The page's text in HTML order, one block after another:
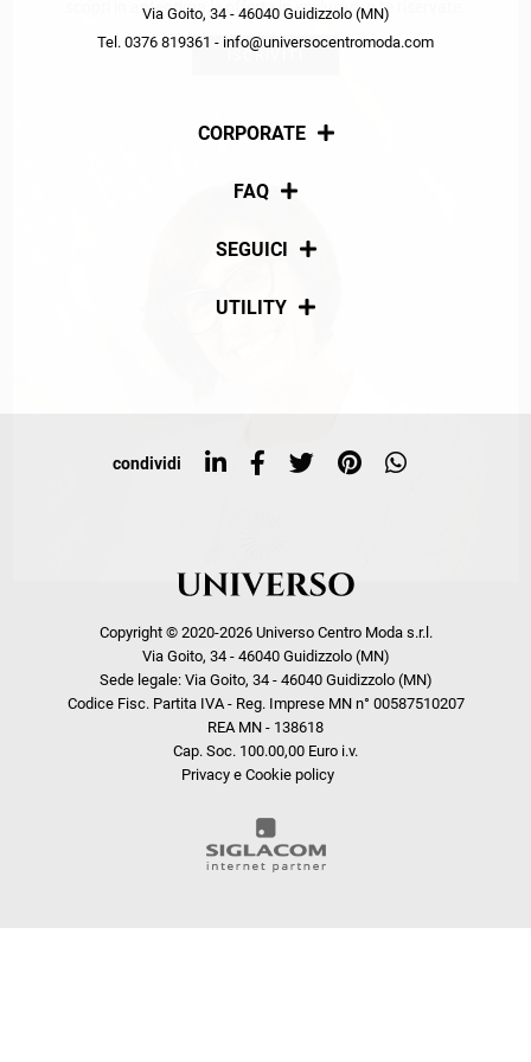
Via Goito, 34 - 46040 Guidizzolo (MN)
Tel. 0376 819361 - info@universocentromoda.com
CORPORATE
Chi siamo
FAQ
Pagamenti
SEGUICI
Social
UTILITY
Top ricerche
condividi
Copyright © 2020-2026 Universo Centro Moda s.r.l.
Via Goito, 34 - 46040 Guidizzolo (MN)
Sede legale: Via Goito, 34 - 46040 Guidizzolo (MN)
Codice Fisc. Partita IVA - Reg. Imprese MN n° 00587510207
REA MN - 138618
Cap. Soc. 100.00,00 Euro i.v.
Privacy e Cookie policy
scopri in anteprima le offerte in esclusiva a te riservate.
ISCRIVITI